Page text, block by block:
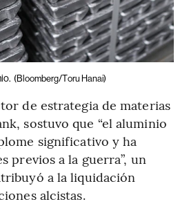
(Bloomberg/Toru Hanai)
de estrategia de materias
sostuvo que “el aluminio
significativo y ha
previos a la guerra”, un
a la liquidación
alcistas.